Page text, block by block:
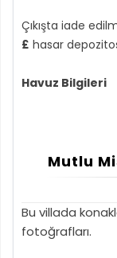
Çıkışta iade
£ hasar
Havuz Bilgileri
Mutlu
Bu villada
fotoğrafları.